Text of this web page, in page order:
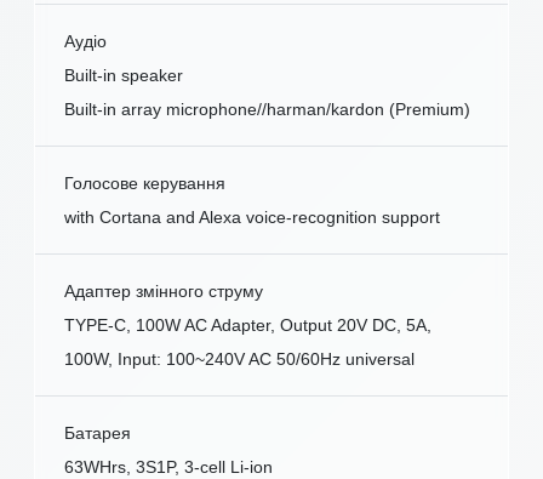
Аудіо
Built-in speaker
Built-in array microphone//harman/kardon (Premium)
Голосове керування
with Cortana and Alexa voice-recognition support
Адаптер змінного струму
TYPE-C, 100W AC Adapter, Output 20V DC, 5A,
100W, Input: 100~240V AC 50/60Hz universal
Батарея
63WHrs, 3S1P, 3-cell Li-ion